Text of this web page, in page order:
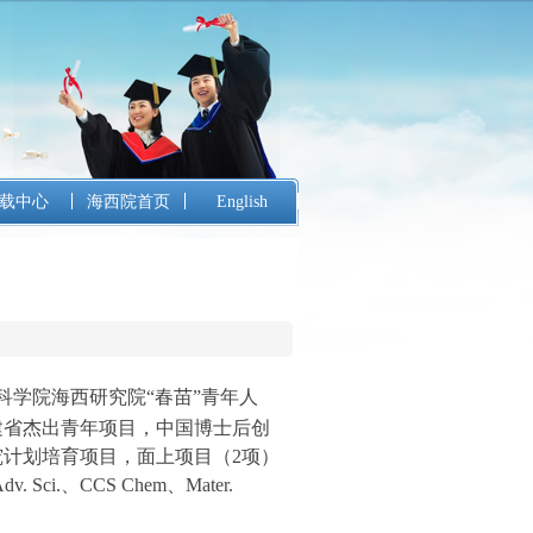
中心 海西院首页 English
院海西研究院“春苗”青年人
杰出青年项目，中国博士后创
划培育项目，面上项目（2项）
Sci.、 CCS Chem、Mater.